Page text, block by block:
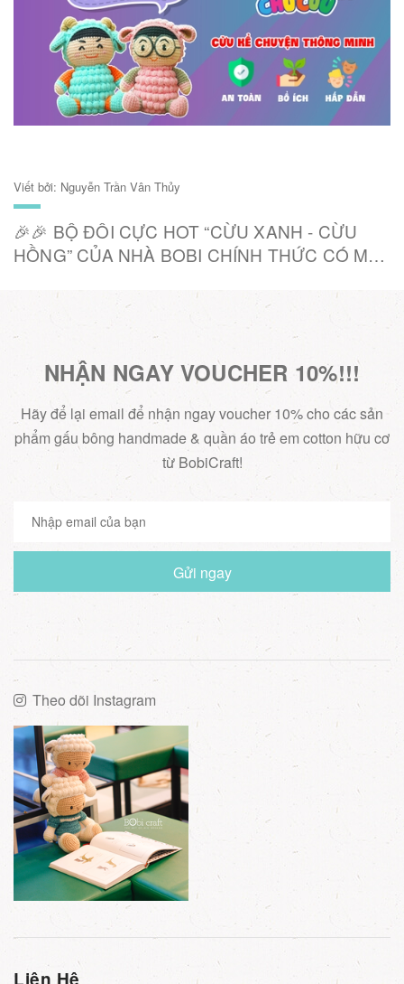
Viết bởi: Nguyễn Trần Vân Thủy
🎉🎉 BỘ ĐÔI CỰC HOT “CỪU XANH - CỪU
HỒNG” CỦA NHÀ BOBI CHÍNH THỨC CÓ MẶT
NHẬN NGAY VOUCHER 10%!!!
Hãy để lại email để nhận ngay voucher 10% cho các sản
phẩm gấu bông handmade & quần áo trẻ em cotton hữu cơ
từ BobiCraft!
Gửi ngay
Theo dõi Instagram
Liên Hệ